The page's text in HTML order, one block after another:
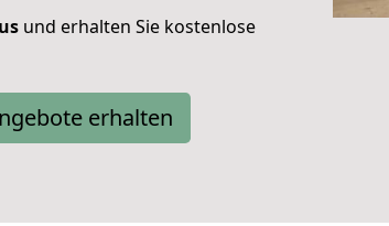
und erhalten Sie kostenlose
erhalten